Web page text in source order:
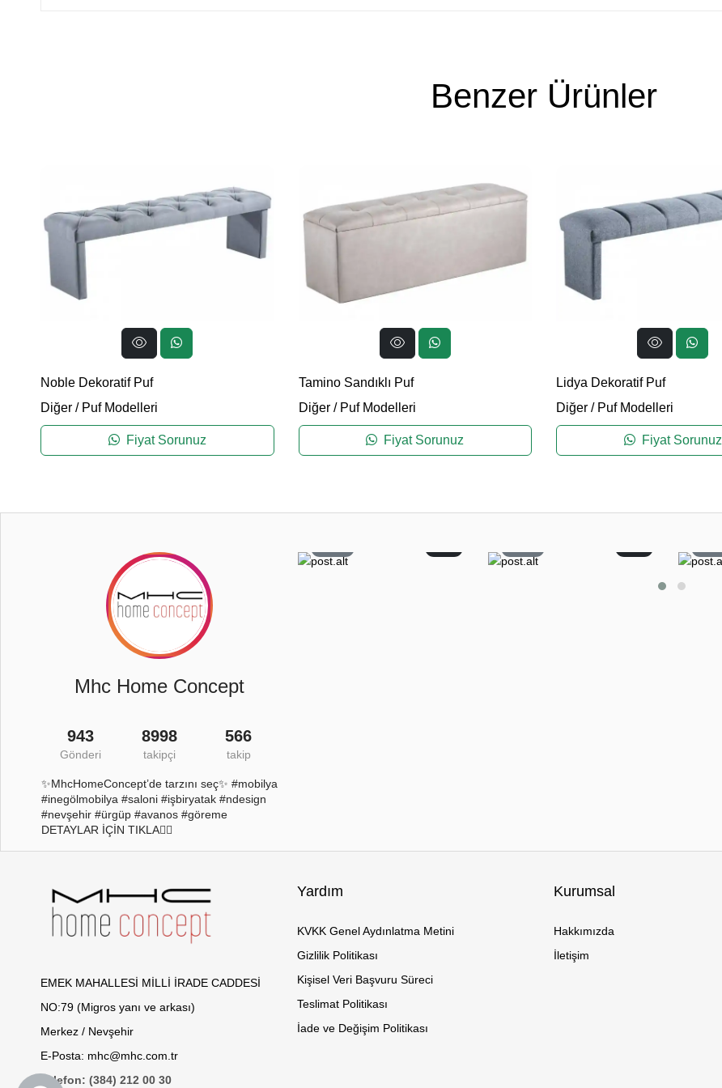
Benzer Ürünler
Noble Dekoratif Puf
Diğer / Puf Modelleri
Fiyat Sorunuz
Tamino Sandıklı Puf
Diğer/ Puf Modelleri
Fiyat Sorunuz
Lidya Dekoratif Puf
Diğer / Puf Modelleri
Fiyat Sorunuz
Mhc Home Concept
943
Gönderi
8998
takipçi
566
takip
✨MhcHomeConcept’de tarzını seç✨ #mobilya
#inegölmobilya #saloni #işbiryatak #ndesign
#nevşehir #ürgüp #avanos #göreme
DETAYLAR İÇİN TIKLA👇🏻
EMEK MAHALLESİ MİLLİ İRADE CADDESİ
NO:79 (Migros yanı ve arkası)
Merkez / Nevşehir
E-Posta: mhc@mhc.com.tr
Telefon: (384) 212 00 30
Yardım
KVKK Genel Aydınlatma Metini
Gizlilik Politikası
Kişisel Veri Başvuru Süreci
Teslimat Politikası
İade ve Değişim Politikası
Kurumsal
Hakkımızda
İletişim